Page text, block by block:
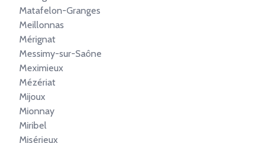
Matafelon-Granges
Meillonnas
Mérignat
Messimy-sur-Saône
Meximieux
Mézériat
Mijoux
Mionnay
Miribel
Misérieux